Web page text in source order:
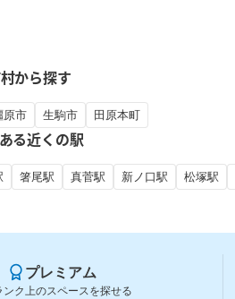
から探す
原市 生駒市 田原本町
る近くの駅
箸尾駅 真菅駅 新ノ口駅 松塚駅
プレミアム
ンク上のスペースを探せる